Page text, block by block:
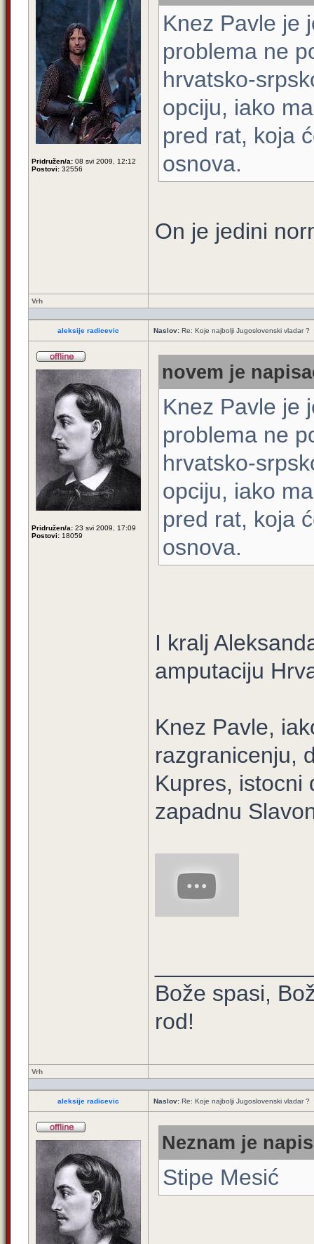
Pridružen/a: 08 svi 2009, 12:12
Postovi: 32556
Knez Pavle je
problema ne
hrvatsko-
opciju, iako
pred rat, koja
osnova.
On je jedini
Vrh
aleksije radicevic Naslov: Re: Koje najbolji Jugoslovenski vladar ?
Pridružen/a: 23 svi 2009, 17:09
Postovi: 18059
novem je
Knez Pavle je
problema ne
hrvatsko-
opciju, iako
pred rat, koja
osnova.
I kralj
amputaciju
Knez Pavle,
razgranicenju,
Kupres, istocni
zapadnu
Bože spasi,
rod!
Vrh
aleksije radicevic Naslov: Re: Koje najbolji Jugoslovenski vladar ?
Neznam je
Stipe Mesić